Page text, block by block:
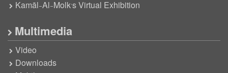
Kamāl-Al-Molk’s Virtual Exhibition
Multimedia
Video
Downloads